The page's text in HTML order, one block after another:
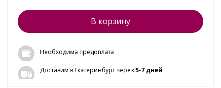
В корзину
Необходима предоплата
Доставим в Екатеринбург через 5-7 дней